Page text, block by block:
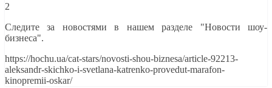
2
Следите за новостями в нашем разделе "Новости шоу-
бизнеса".
https://hochu.ua/cat-stars/novosti-shou-biznesa/article-92213-
aleksandr-skichko-i-svetlana-katrenko-provedut-marafon-
kinopremii-oskar/